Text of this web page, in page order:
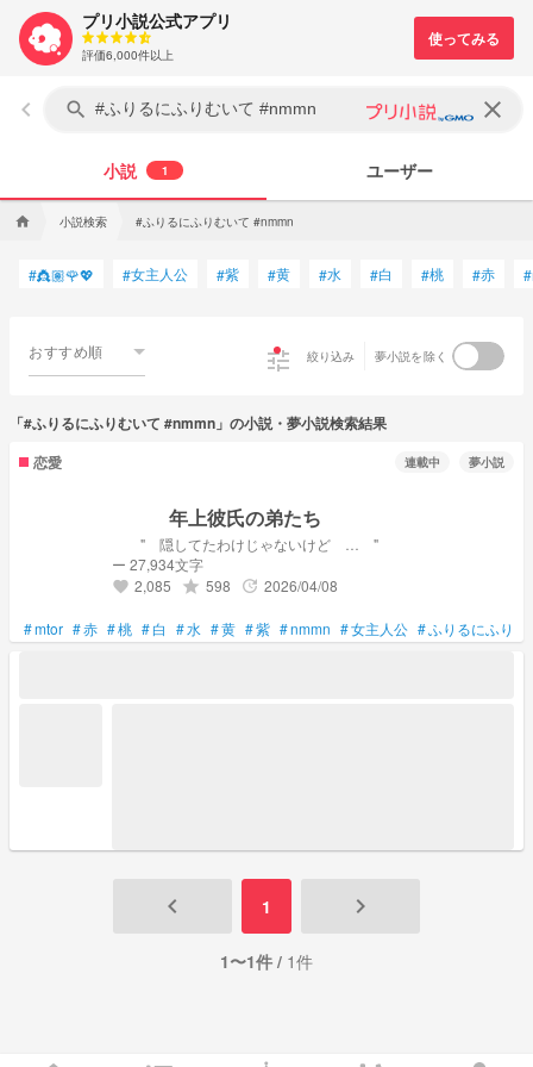
プリ小説公式アプリ
評価6,000件以上
keyboard_arrow_left search clear
小説 1 ユーザー
home 小説検索 #ふりるにふりむいて #nmmn
#👸🏽🌹💖 #女主人公 #紫 #黄 #水 #白 #桃 #赤 #
おすすめ順 tune 絞り込み 夢小説を除く
「#ふりるにふりむいて #nmmn」の小説・夢小説検索結果
恋愛
連載中 夢小説
年上彼氏の弟たち
" 隠してたわけじゃないけど … "
ー 27,934文字
favorite 2,085 grade 598 update 2026/04/08
#mtor #赤 #桃 #白 #水 #黄 #紫 #nmmn #女主人公 #ふりるにふりむ
keyboard_arrow_left 1 keyboard_arrow_right
1〜1件 / 1件